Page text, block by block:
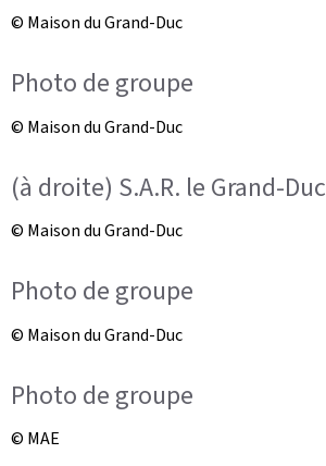
© Maison du Grand-Duc
Photo de groupe
© Maison du Grand-Duc
(à droite) S.A.R. le Grand-Duc
© Maison du Grand-Duc
Photo de groupe
© Maison du Grand-Duc
Photo de groupe
© MAE